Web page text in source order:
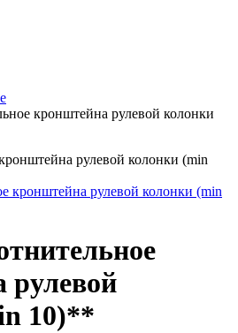
кронштейна рулевой колонки
рулевой колонки (min
рулевой
10)**